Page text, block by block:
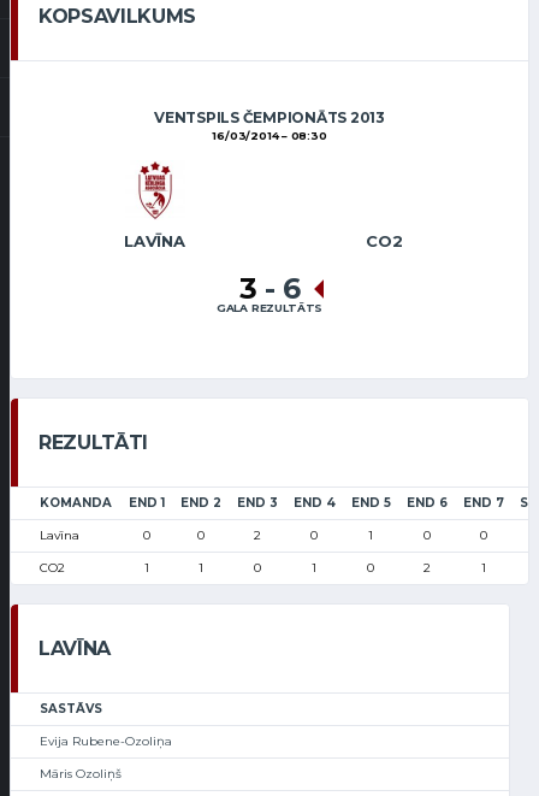
KOPSAVILKUMS
VENTSPILS ČEMPIONĀTS 2013
16/03/2014 08:30
LAVĪNA CO2
3 - 6
GALA REZULTĀTS
REZULTĀTI
KOMANDA END 1 END 2 END 3 END 4 END 5 END 6 END 7
Lavīna 0 0 2 0 1 0 0
CO2 1 1 0 1 0 2 1
LAVĪNA
SASTĀVS
Evija Rubene-Ozoliņa
Māris Ozoliņš